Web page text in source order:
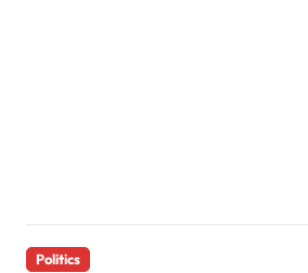
Politics